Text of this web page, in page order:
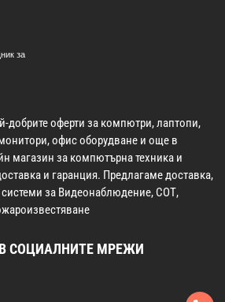
за
добрите оферти за компютри, лаптопи,
офис оборудване и още в
магазин за компютърна техника и
и гаранция. Предлагаме доставка,
за Видеонаблюдение, СОТ,
СОЦИАЛНИТЕ МРЕЖИ